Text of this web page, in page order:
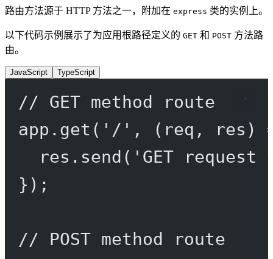
路由方法源于 HTTP 方法之一，附加在 express 类的实例上。
以下代码示例展示了为应用根路径定义的 GET 和 POST 方法路
由。
JavaScript TypeScript
// GET method route
app. get ( '/' , ( req , res )
res. send ( 'GET request
});
// POST method route